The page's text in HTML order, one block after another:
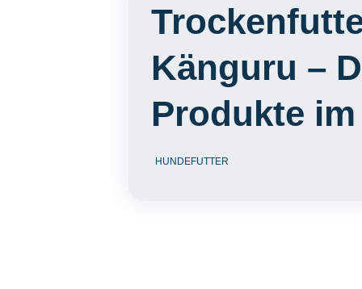
Känguru –
Produkte
HUNDEFUTTER